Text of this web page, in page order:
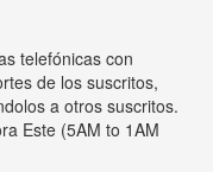
telefónicas con
de los suscritos,
a otros suscritos.
Este (5AM to 1AM